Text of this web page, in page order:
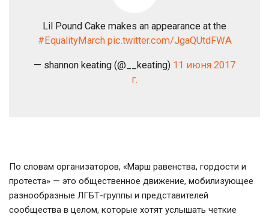
Lil Pound Cake makes an appearance at the
#EqualityMarch pic.twitter.com/JgaQUtdFWA
— shannon keating (@__keating) 11 июня 2017
г.
По словам организаторов, «Марш равенства, гордости и
протеста» — это общественное движение, мобилизующее
разнообразные ЛГБТ-группы и представителей
сообщества в целом, которые хотят услышать четкие